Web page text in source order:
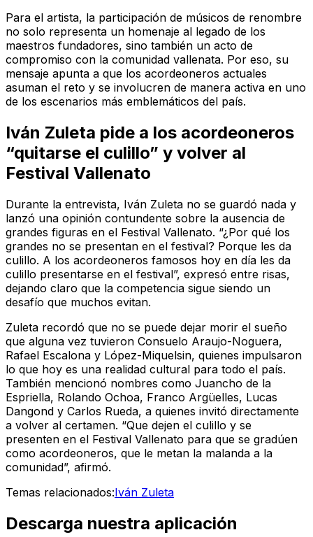
Para el artista, la participación de músicos de renombre
no solo representa un homenaje al legado de los
maestros fundadores, sino también un acto de
compromiso con la comunidad vallenata. Por eso, su
mensaje apunta a que los acordeoneros actuales
asuman el reto y se involucren de manera activa en uno
de los escenarios más emblemáticos del país.
Iván Zuleta pide a los acordeoneros
“quitarse el culillo” y volver al
Festival Vallenato
Durante la entrevista, Iván Zuleta no se guardó nada y
lanzó una opinión contundente sobre la ausencia de
grandes figuras en el Festival Vallenato. “¿Por qué los
grandes no se presentan en el festival? Porque les da
culillo. A los acordeoneros famosos hoy en día les da
culillo presentarse en el festival”, expresó entre risas,
dejando claro que la competencia sigue siendo un
desafío que muchos evitan.
Zuleta recordó que no se puede dejar morir el sueño
que alguna vez tuvieron Consuelo Araujo-Noguera,
Rafael Escalona y López-Miquelsin, quienes impulsaron
lo que hoy es una realidad cultural para todo el país.
También mencionó nombres como Juancho de la
Espriella, Rolando Ochoa, Franco Argüelles, Lucas
Dangond y Carlos Rueda, a quienes invitó directamente
a volver al certamen. “Que dejen el culillo y se
presenten en el Festival Vallenato para que se gradúen
como acordeoneros, que le metan la malanda a la
comunidad”, afirmó.
Temas relacionados:Iván Zuleta
Descarga nuestra aplicación